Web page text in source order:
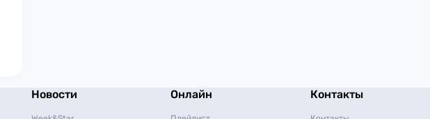
Новости Онлайн Контакты